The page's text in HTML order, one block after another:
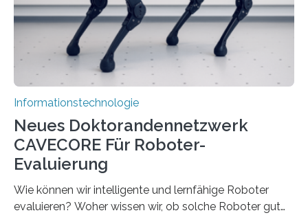
immer größer werden und riesige Datenmengen
verarbeiten müssen, steigt der Bedarf an neuen
Rechenarchitekturen. Neben Quantencomputern
rücken dabei insbesondere…
Informationstechnologie
Neues Doktorandennetzwerk
CAVECORE Für Roboter-
Evaluierung
Wie können wir intelligente und lernfähige Roboter
evaluieren? Woher wissen wir, ob solche Roboter gut